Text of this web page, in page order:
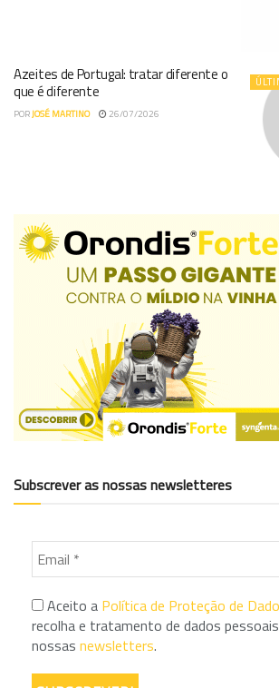
Azeites de Portugal: tratar diferente o
que é diferente
PORJOSÉ MARTINO 26/07/2026
Subscrever as nossas newsletteres
Aceito a Política de Proteção de
recolha e tratamento de dados
nossas newsletters.